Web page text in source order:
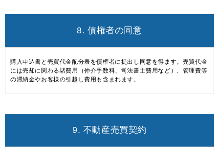
8. 債権者の同意
購入申込書と売買代金配分表を債権者に提出し同意を得ます。売買代金
には売却に関わる諸費用（仲介手数料、司法書士費用など）、管理費等
の滞納金やお客様の引越し費用も含まれます。
9. 不動産売買契約